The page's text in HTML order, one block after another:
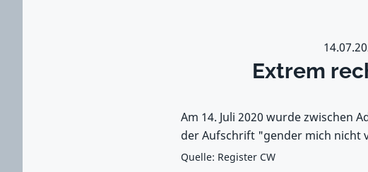
Extrem
Am 14. Juli 2020 wurde zwischen
der Aufschrift "gender mich nicht
Quelle: Register CW